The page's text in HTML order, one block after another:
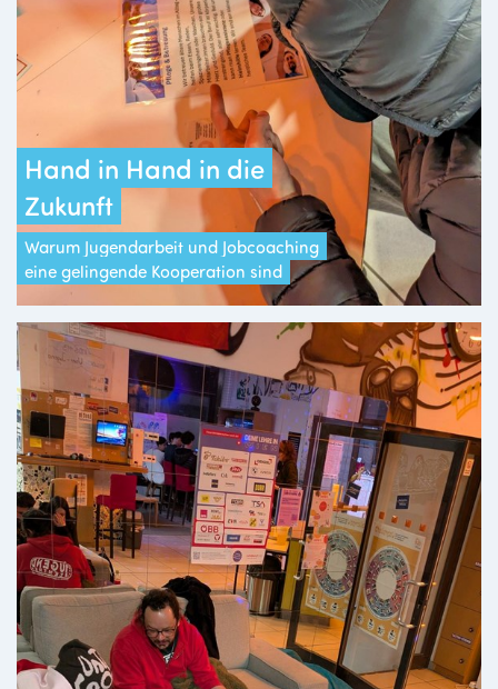
Hand in Hand in die
Zukunft
Warum Jugendarbeit und Jobcoaching
eine gelingende Kooperation sind